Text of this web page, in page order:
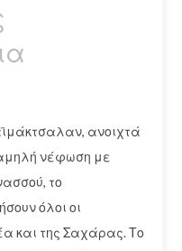
ανοιχτά
νέφωση με
το
όλοι οι
και της Σαχάρας. Το